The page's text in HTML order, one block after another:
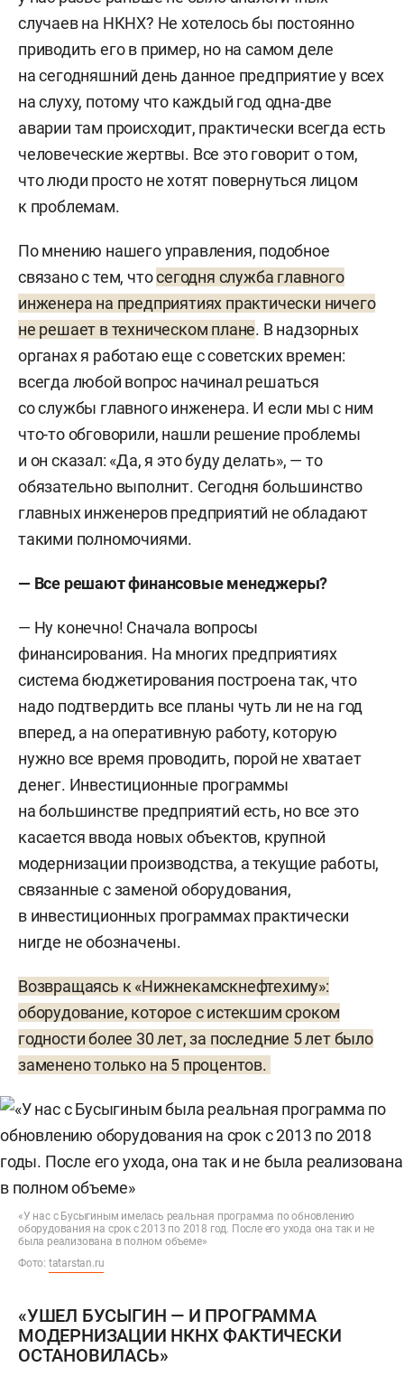
случаев на НКНХ? Не хотелось бы постоянно
приводить его в пример, но на самом деле
на сегодняшний день данное предприятие у всех
на слуху, потому что каждый год одна-две
аварии там происходит, практически всегда есть
человеческие жертвы. Все это говорит о том,
что люди просто не хотят повернуться лицом
к проблемам.
По мнению нашего управления, подобное
связано с тем, чтосегодня служба главного
инженера на предприятиях практически ничего
не решает в техническом плане. В надзорных
органах я работаю еще с советских времен:
всегда любой вопрос начинал решаться
со службы главного инженера. И если мы с ним
что-то обговорили, нашли решение проблемы
и он сказал: «Да, я это буду делать», — то
обязательно выполнит. Сегодня большинство
главных инженеров предприятий не обладают
такими полномочиями.
— Все решают финансовые менеджеры?
— Ну конечно! Сначала вопросы
финансирования. На многих предприятиях
система бюджетирования построена так, что
надо подтвердить все планы чуть ли не на год
вперед, а на оперативную работу, которую
нужно все время проводить, порой не хватает
денег. Инвестиционные программы
на большинстве предприятий есть, но все это
касается ввода новых объектов, крупной
модернизации производства, а текущие работы,
связанные с заменой оборудования,
в инвестиционных программах практически
нигде не обозначены.
Возвращаясь к «Нижнекамскнефтехиму»:
оборудование, которое с истекшим сроком
годности более 30 лет, за последние 5 лет было
заменено только на 5 процентов.
«У нас с Бусыгиным имелась реальная программа по обновлению
оборудования на срок с 2013 по 2018 год. После его ухода она так и не
была реализована в полном объеме»
Фото: tatarstan.ru
«УШЕЛ БУСЫГИН — И ПРОГРАММА
МОДЕРНИЗАЦИИ НКНХ ФАКТИЧЕСКИ
ОСТАНОВИЛАСЬ»